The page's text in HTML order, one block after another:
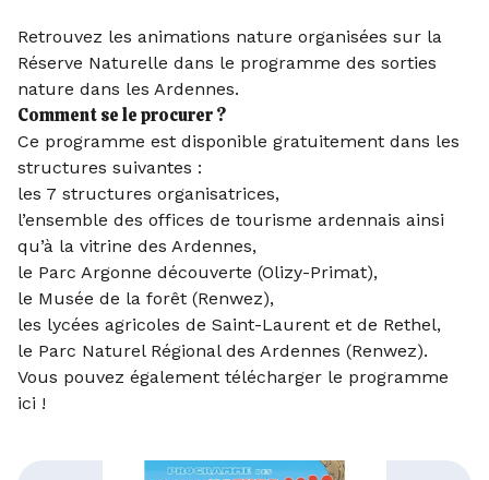
Retrouvez les animations nature organisées sur la
Réserve Naturelle dans le programme des sorties
nature dans les Ardennes.
Comment se le procurer ?
Ce programme est disponible gratuitement dans les
structures suivantes :
les 7 structures organisatrices,
l’ensemble des offices de tourisme ardennais ainsi
qu’à la vitrine des Ardennes,
le Parc Argonne découverte (Olizy-Primat),
le Musée de la forêt (Renwez),
les lycées agricoles de Saint-Laurent et de Rethel,
le Parc Naturel Régional des Ardennes (Renwez).
Vous pouvez également télécharger le programme
ici !